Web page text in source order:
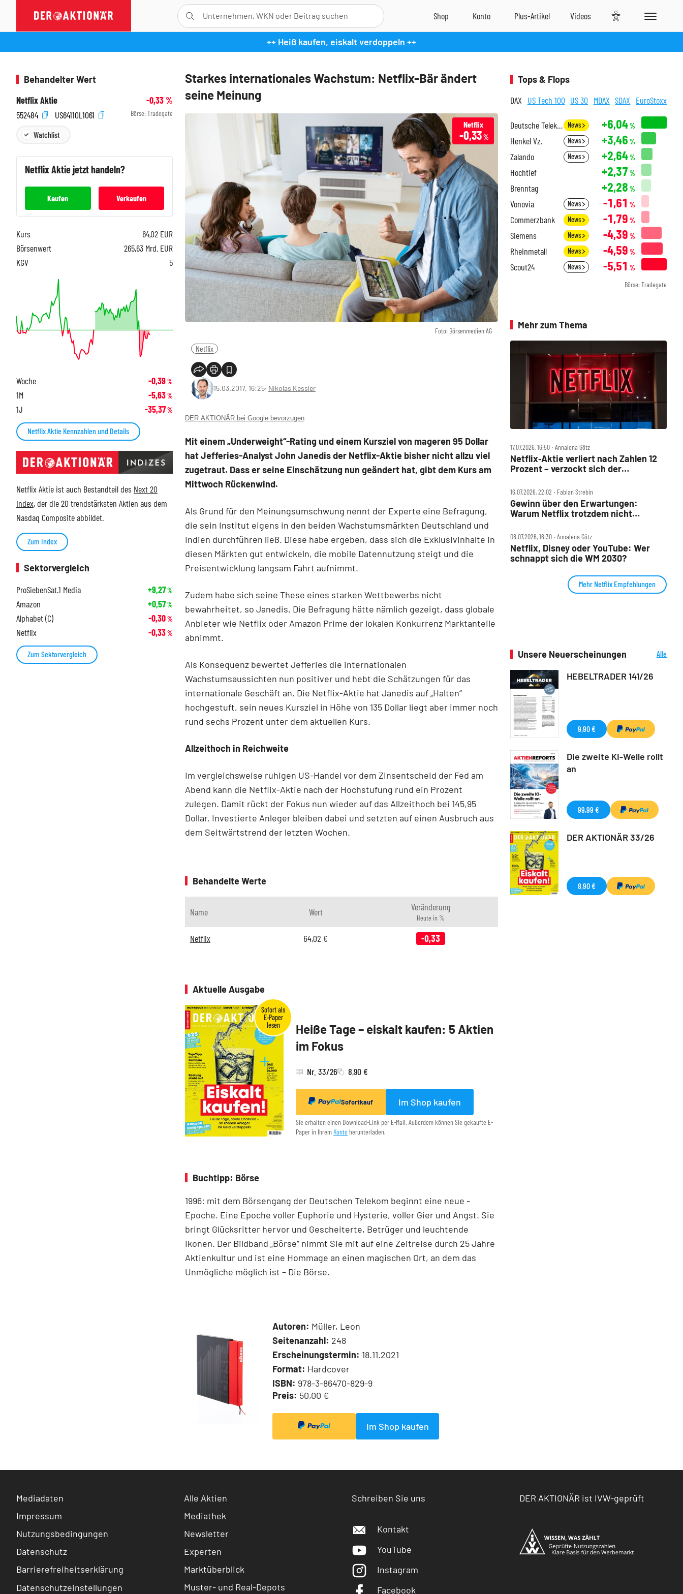
++ Heiß kaufen, eiskalt verdoppeln ++
Starkes internationales Wachstum: Netflix-Bär ändert
seine Meinung
Foto: Börsenmedien AG
Netflix
-0,33%
Netflix
15.03.2017, 16:25‧ Nikolas Kessler
DER AKTIONÄR bei Google bevorzugen
Mit einem „Underweight“-Rating und einem Kursziel von mageren 95 Dollar
hat Jefferies-Analyst John Janedis der Netflix-Aktie bisher nicht allzu viel
zugetraut. Dass er seine Einschätzung nun geändert hat, gibt dem Kurs am
Mittwoch Rückenwind.
Als Grund für den Meinungsumschwung nennt der Experte eine Befragung,
die sein Institut eigens in den beiden Wachstumsmärkten Deutschland und
Indien durchführen ließ. Diese habe ergeben, dass sich die Exklusivinhalte in
diesen Märkten gut entwickeln, die mobile Datennutzung steigt und die
Preisentwicklung langsam Fahrt aufnimmt.
Zudem habe sich seine These eines starken Wettbewerbs nicht
bewahrheitet, so Janedis. Die Befragung hätte nämlich gezeigt, dass globale
Anbieter wie Netflix oder Amazon Prime der lokalen Konkurrenz Marktanteile
abnimmt.
Als Konsequenz bewertet Jefferies die internationalen
Wachstumsaussichten nun positiver und hebt die Schätzungen für das
internationale Geschäft an. Die Netflix-Aktie hat Janedis auf „Halten“
hochgestuft, sein neues Kursziel in Höhe von 135 Dollar liegt aber immer noch
rund sechs Prozent unter dem aktuellen Kurs.
Allzeithoch in Reichweite
Im vergleichsweise ruhigen US-Handel vor dem Zinsentscheid der Fed am
Abend kann die Netflix-Aktie nach der Hochstufung rund ein Prozent
zulegen. Damit rückt der Fokus nun wieder auf das Allzeithoch bei 145,95
Dollar. Investierte Anleger bleiben dabei und setzten auf einen Ausbruch aus
dem Seitwärtstrend der letzten Wochen.
Behandelte Werte
Name Wert Veränderung
Heute in %
Netflix 64,02 € -0,33
Aktuelle Ausgabe
Heiße Tage – eiskalt kaufen: 5 Aktien
im Fokus
Nr. 33/26 8,90 €
Sofortkauf Im Shop kaufen
Sie erhalten einen Download-Link per E-Mail. Außerdem können Sie gekaufte E-
Paper in Ihrem Konto herunterladen.
Buchtipp: Börse
1996: mit dem ­Börsen­­gang der Deutschen Telekom ­beginnt eine neue ­
Epoche. Eine Epoche voller ­Euphorie und Hysterie, ­voller Gier und Angst. Sie
bringt Glücksritter ­hervor und ­Gescheiterte, ­Betrüger und leuchtende
Ikonen. Der Bildband ­„Börse“ nimmt Sie mit auf eine Zeit­reise durch 25 Jahre
Aktienkultur und ist eine Hommage an ­einen ­magischen Ort, an dem das
Unmögliche ­möglich ist – Die Börse.
Autoren: Müller, Leon
Seitenanzahl: 248
Erscheinungstermin: 18.11.2021
Format: Hardcover
ISBN: 978-3-86470-829-9
Preis: 50,00 €
Im Shop kaufen
Behandelter Wert
Netflix Aktie
-0,33%
552484
US64110L1061 Börse: Tradegate
Watchlist
NetflixAktie jetzt handeln?
Kaufen Verkaufen
Kurs 64,02 EUR
Börsenwert
265,63 Mrd. EUR
KGV
5
Woche -0,39%
1M -5,63%
1J -35,37%
Netflix Aktie Kennzahlen und Details
Netflix Aktie ist auch Bestandteil des Next 20
Index, der die 20 trendstärksten Aktien aus dem
Nasdaq Composite abbildet.
Zum Index
Sektorvergleich
ProSiebenSat.1 Media
+9,27%
Amazon +0,57%
Alphabet (C) -0,30%
Netflix -0,33%
Zum Sektorvergleich
Tops & Flops
DAX US Tech 100 US 30 MDAX SDAX EuroStoxx
Deutsche Telekom News +6,04%
Henkel Vz. News +3,46 %
Zalando News +2,64%
Hochtief +2,37 %
Brenntag +2,28 %
Vonovia News -1,61 %
Commerzbank News -1,79 %
Siemens News -4,39 %
Rheinmetall News -4,59 %
Scout24 News -5,51 %
Börse: Tradegate
Mehr zum Thema
17.07.2026, 16:50 ‧ Annalena Götz
Netflix‑Aktie verliert nach Zahlen 12
Prozent – verzockt sich der
16.07.2026, 22:02 ‧ Fabian Strebin
Gewinn über den Erwartungen:
Warum Netflix trotzdem nicht
08.07.2026, 16:30 ‧ Annalena Götz
Netflix, Disney oder YouTube: Wer
schnappt sich die WM 2030?
Mehr Netflix Empfehlungen
Unsere Neuerscheinungen
Alle
HEBELTRADER 141/26
9,90 €
Die zweite KI-Welle rollt
an
99,99 €
DER AKTIONÄR 33/26
8,90 €
Mediadaten
Impressum
Nutzungsbedingungen
Datenschutz
Barrierefreiheitserklärung
Datenschutzeinstellungen
Alle Aktien
Mediathek
Newsletter
Experten
Marktüberblick
Muster- und Real-Depots
Schreiben Sie uns
Kontakt
YouTube
Instagram
Facebook
DER AKTIONÄR ist IVW-geprüft